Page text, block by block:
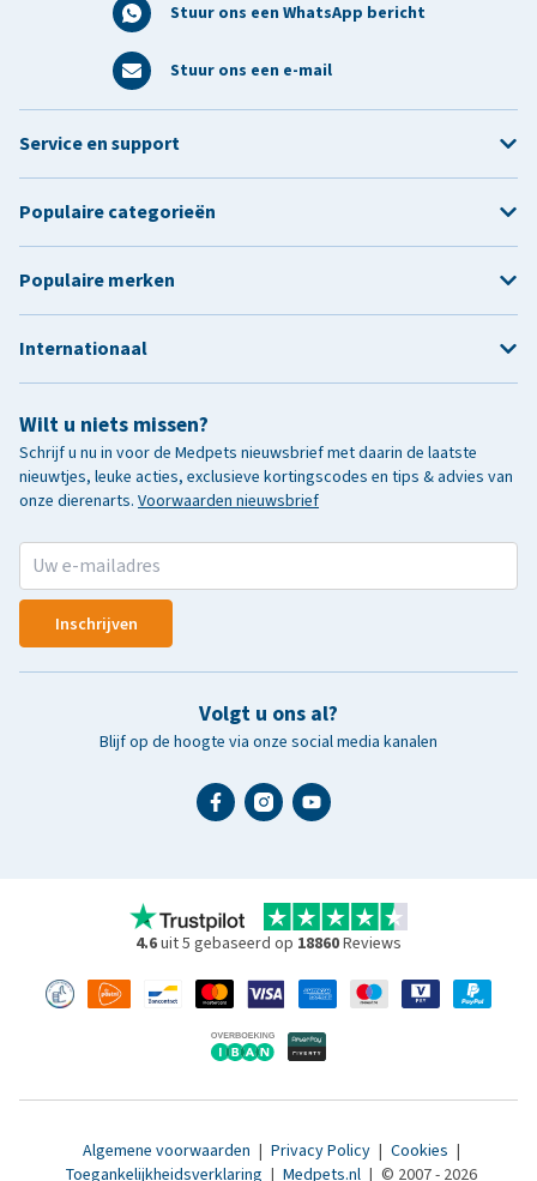
Stuur ons een WhatsApp bericht
Stuur ons een e-mail
Wilt u niets missen?
Schrijf u nu in voor de Medpets nieuwsbrief met daarin de laatste
nieuwtjes, leuke acties, exclusieve kortingscodes en tips & advies van
onze dierenarts. Voorwaarden nieuwsbrief
Inschrijven
Volgt u ons al?
Blijf op de hoogte via onze social media kanalen
Service en support
Populaire categorieën
Populaire merken
Internationaal
4.6uit 5 gebaseerd op 18860Reviews
Algemene voorwaarden | Privacy Policy | Cookies |
Toegankelijkheidsverklaring | Medpets.nl | © 2007 - 2026